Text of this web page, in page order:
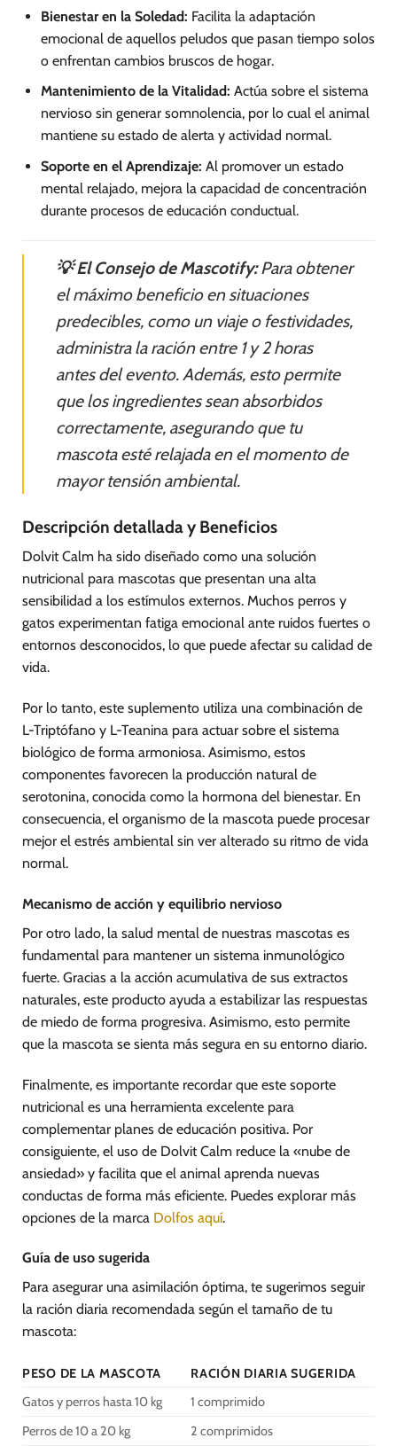
Bienestar en la Soledad: Facilita la adaptación
emocional de aquellos peludos que pasan tiempo solos
o enfrentan cambios bruscos de hogar.
Mantenimiento de la Vitalidad: Actúa sobre el sistema
nervioso sin generar somnolencia, por lo cual el animal
mantiene su estado de alerta y actividad normal.
Soporte en el Aprendizaje: Al promover un estado
mental relajado, mejora la capacidad de concentración
durante procesos de educación conductual.
💡 El Consejo de Mascotify:Para obtener
el máximo beneficio en situaciones
predecibles, como un viaje o festividades,
administra la ración entre 1 y 2 horas
antes del evento. Además, esto permite
que los ingredientes sean absorbidos
correctamente, asegurando que tu
mascota esté relajada en el momento de
mayor tensión ambiental.
Descripción detallada y Beneficios
Dolvit Calm ha sido diseñado como una solución
nutricional para mascotas que presentan una alta
sensibilidad a los estímulos externos. Muchos perros y
gatos experimentan fatiga emocional ante ruidos fuertes o
entornos desconocidos, lo que puede afectar su calidad de
vida.
Por lo tanto, este suplemento utiliza una combinación de
L-Triptófano y L-Teanina para actuar sobre el sistema
biológico de forma armoniosa. Asimismo, estos
componentes favorecen la producción natural de
serotonina, conocida como la hormona del bienestar. En
consecuencia, el organismo de la mascota puede procesar
mejor el estrés ambiental sin ver alterado su ritmo de vida
normal.
Mecanismo de acción y equilibrio nervioso
Por otro lado, la salud mental de nuestras mascotas es
fundamental para mantener un sistema inmunológico
fuerte. Gracias a la acción acumulativa de sus extractos
naturales, este producto ayuda a estabilizar las respuestas
de miedo de forma progresiva. Asimismo, esto permite
que la mascota se sienta más segura en su entorno diario.
Finalmente, es importante recordar que este soporte
nutricional es una herramienta excelente para
complementar planes de educación positiva. Por
consiguiente, el uso de Dolvit Calm reduce la «nube de
ansiedad» y facilita que el animal aprenda nuevas
conductas de forma más eficiente. Puedes explorar más
opciones de la marca Dolfos aquí.
Guía de uso sugerida
Para asegurar una asimilación óptima, te sugerimos seguir
la ración diaria recomendada según el tamaño de tu
mascota:
PESO DE LA MASCOTA
RACIÓN DIARIA SUGERIDA
Gatos y perros hasta 10 kg
1 comprimido
Perros de 10 a 20 kg
2 comprimidos